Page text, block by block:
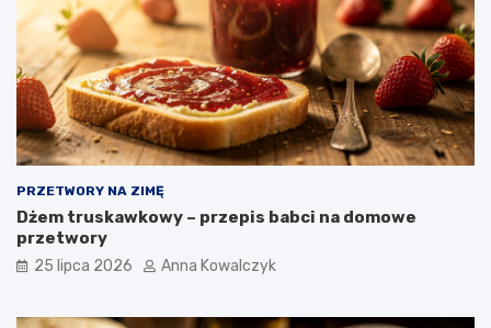
PRZETWORY NA ZIMĘ
Dżem truskawkowy – przepis babci na domowe
przetwory
25 lipca 2026 Anna Kowalczyk